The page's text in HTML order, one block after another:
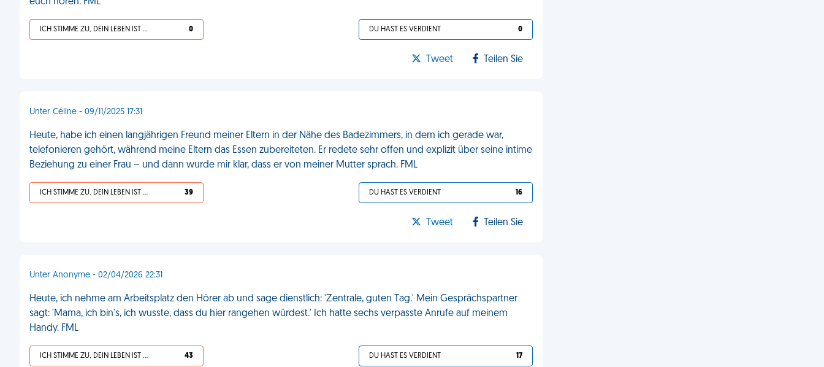
ICH STIMME ZU, DEIN LEBEN IST SCHEISSE 0 DU HAST ES VERDIENT 0
Tweet Teilen Sie
Unter Céline - 09/11/2025 17:31
Heute, habe ich einen langjährigen Freund meiner Eltern in der Nähe des Badezimmers, in dem ich gerade war,
telefonieren gehört, während meine Eltern das Essen zubereiteten. Er redete sehr offen und explizit über seine intime
Beziehung zu einer Frau – und dann wurde mir klar, dass er von meiner Mutter sprach. FML
ICH STIMME ZU, DEIN LEBEN IST SCHEISSE 39 DU HAST ES VERDIENT 16
Tweet Teilen Sie
Unter Anonyme - 02/04/2026 22:31
Heute, ich nehme am Arbeitsplatz den Hörer ab und sage dienstlich: 'Zentrale, guten Tag.' Mein Gesprächspartner
sagt: 'Mama, ich bin's, ich wusste, dass du hier rangehen würdest.' Ich hatte sechs verpasste Anrufe auf meinem
Handy. FML
ICH STIMME ZU, DEIN LEBEN IST SCHEISSE 43 DU HAST ES VERDIENT 17